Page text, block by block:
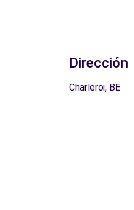
Dirección
Charleroi, BE